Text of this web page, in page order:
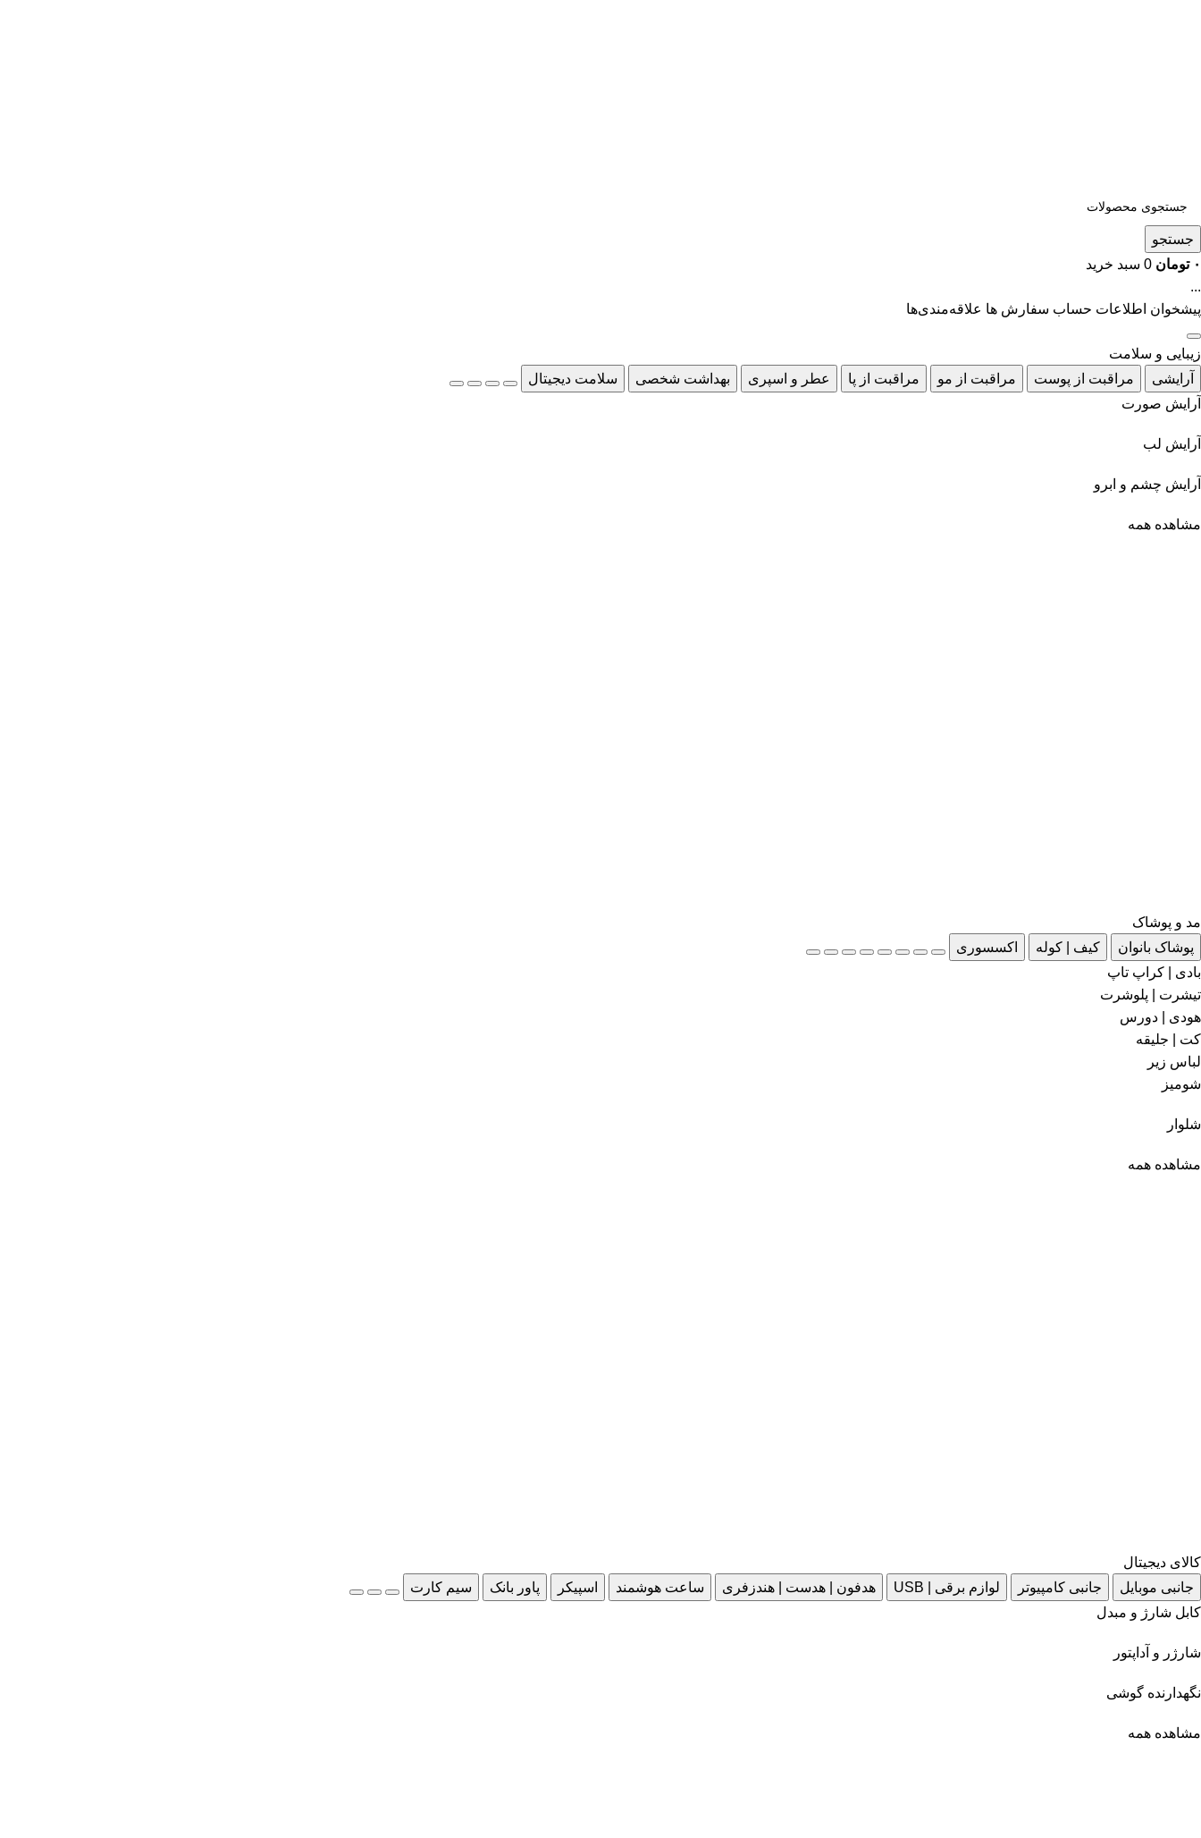
جستجو
۰ تومان 0 سبد خرید
...
پیشخوان اطلاعات حساب سفارش ها علاقه‌مندی‌ها
زیبایی و سلامت
آرایشی
مراقبت از پوست مراقبت از مو مراقبت از پا عطر و اسپری بهداشت شخصی
سلامت دیجیتال
آرایش صورت
آرایش لب
آرایش چشم و ابرو
مشاهده همه
مد و پوشاک
پوشاک بانوان
کیف | کوله
اکسسوری
بادی | کراپ تاپ
تیشرت | پلوشرت
هودی | دورس
کت | جلیقه
لباس زیر
شومیز
شلوار
مشاهده همه
کالای دیجیتال
جانبی موبایل
جانبی کامپیوتر لوازم برقی | USB هدفون | هدست | هندزفری ساعت هوشمند اسپیکر پاور بانک
سیم کارت
کابل شارژ و مبدل
شارژر و آداپتور
نگهدارنده گوشی
مشاهده همه